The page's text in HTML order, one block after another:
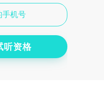
听资格